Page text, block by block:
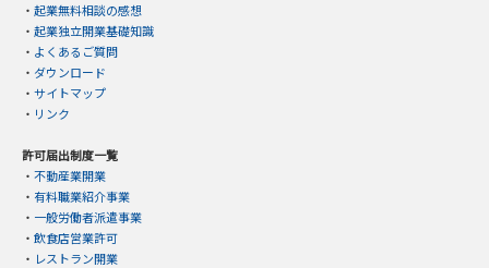
・ 起業無料相談の感想
・ 起業独立開業基礎知識
・ よくあるご質問
・ ダウンロード
・ サイトマップ
・ リンク
許可届出制度一覧
・ 不動産業開業
・ 有料職業紹介事業
・ 一般労働者派遣事業
・ 飲食店営業許可
・ レストラン開業